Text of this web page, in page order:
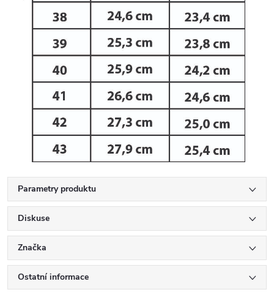
Parametry produktu
Diskuse
Značka
Ostatní informace